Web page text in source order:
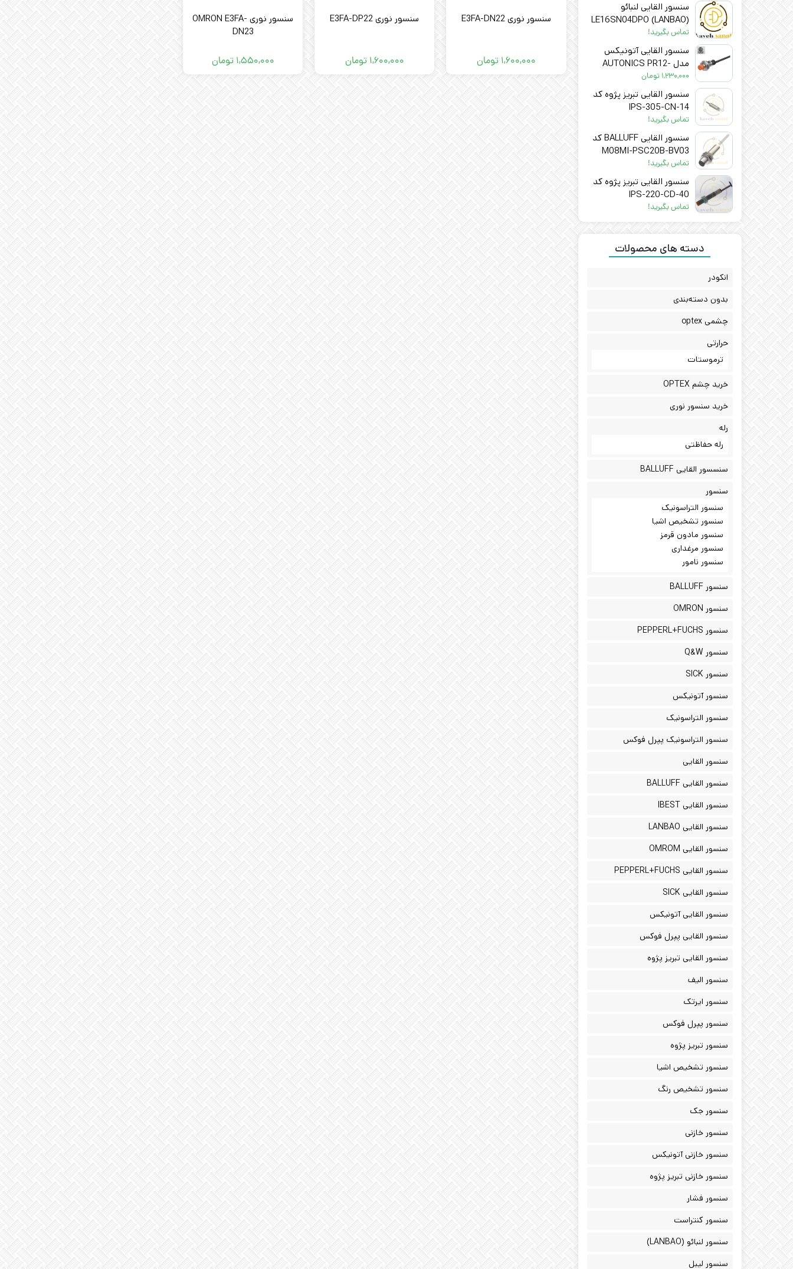
سنسور نوری E3FA-DN22
۱,۶۰۰,۰۰۰ تومان
سنسور نوری E3FA-DP22
۱,۶۰۰,۰۰۰ تومان
سنسور نوری OMRON E3FA-
DN23
۱,۵۵۰,۰۰۰ تومان
سنسور القایی لنبائو
(LANBAO) LE16SN04DPO
تماس بگیرید!
سنسور القایی آتونیکس
مدل AUTONICS PR12-
4DP – اصل
۱,۲۳۰,۰۰۰ تومان
سنسور القایی تبریز پژوه کد
IPS-305-CN-14
تماس بگیرید!
سنسور القایی BALLUFF کد
M08MI-PSC20B-BV03
تماس بگیرید!
سنسور القایی تبریز پژوه کد
IPS-220-CD-40
تماس بگیرید!
دسته های محصولات
انکودر
بدون دسته‌بندی
چشمی optex
حرارتی
ترموستات
خرید چشم OPTEX
خرید سنسور نوری
رله
رله حفاظتی
سنسسور القایی BALLUFF
سنسور
سنسور التراسونیک
سنسور تشخیص اشیا
سنسور مادون قرمز
سنسور مرغداری
سنسور نامور
سنسور BALLUFF
سنسور OMRON
سنسور PEPPERL+FUCHS
سنسور Q&W
سنسور SICK
سنسور آتونیکس
سنسور التراسونیک
سنسور التراسونیک پپرل فوکس
سنسور القایی
سنسور القایی BALLUFF
سنسور القایی IBEST
سنسور القایی LANBAO
سنسور القایی OMROM
سنسور القایی PEPPERL+FUCHS
سنسور القایی SICK
سنسور القایی آتونیکس
سنسور القایی پپرل فوکس
سنسور القایی تبریز پژوه
سنسور الیف
سنسور ایرتک
سنسور پپرل فوکس
سنسور تبریز پژوه
سنسور تشخیص اشیا
سنسور تشخیص رنگ
سنسور جک
سنسور خازنی
سنسور خازنی آتونیکس
سنسور خازنی تبریز پژوه
سنسور فشار
سنسور کنتراست
سنسور لنبائو (LANBAO)
سنسور لیبل